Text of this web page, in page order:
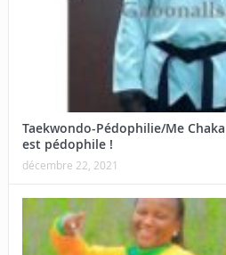
Taekwondo-Pédophilie/Me
est pédophile !
décembre 22, 2021